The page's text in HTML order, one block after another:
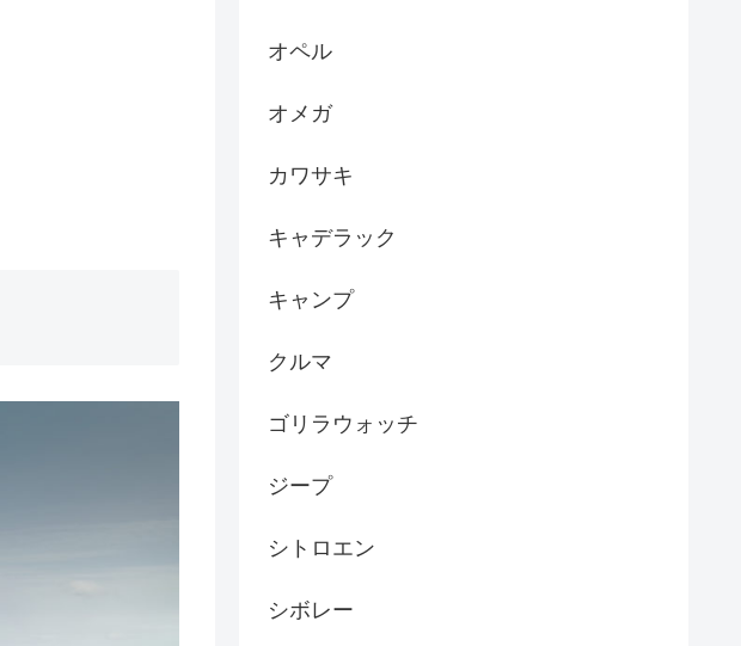
オペル
オメガ
カワサキ
キャデラック
キャンプ
クルマ
ゴリラウォッチ
ジープ
シトロエン
シボレー